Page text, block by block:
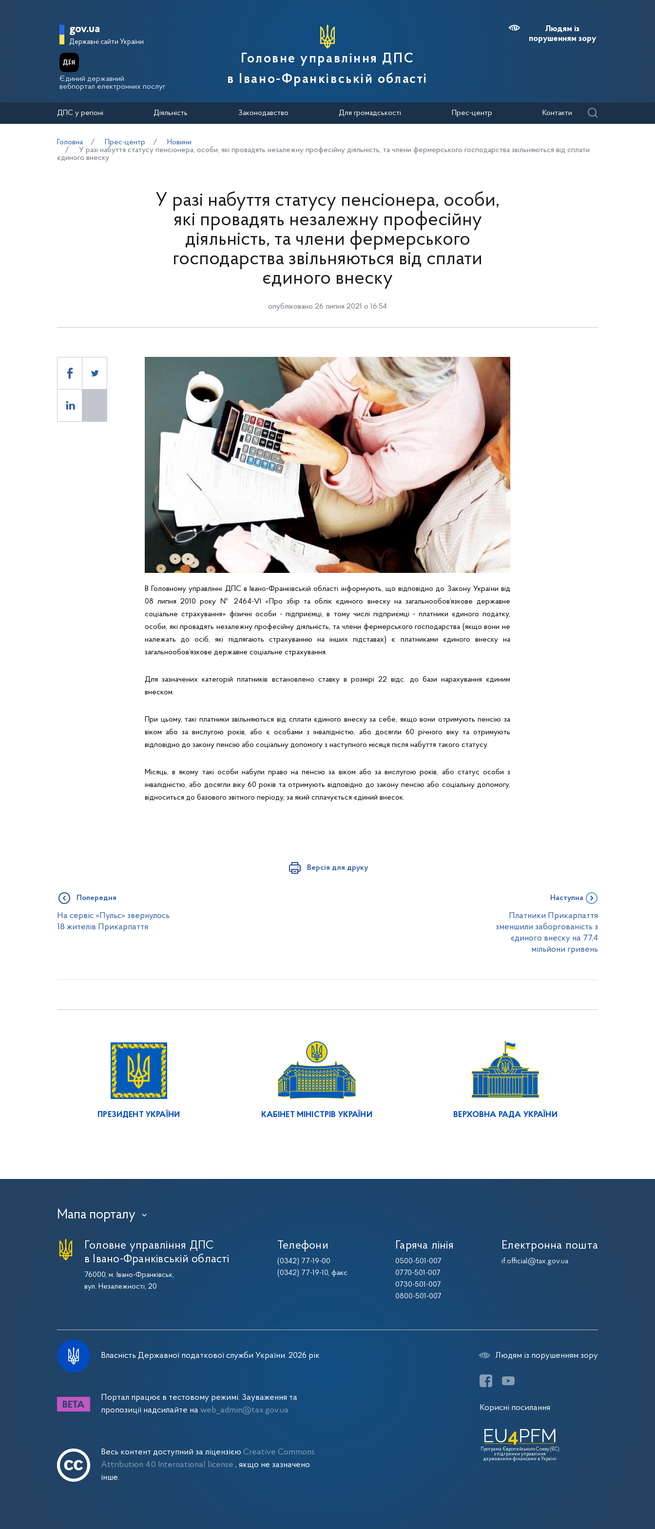
Головна сторінка Державної податкової служби України
gov.ua
Державні сайти України
Єдиний державний
вебпортал електронних послуг
Головне управління ДПС
в Івано-Франківській області
Людям із
порушенням зору
ДПС у регіоні Діяльність Законодавство Для громадськості Прес-центр Контакти
Головна Прес-центр
Новини
У разі набуття статусу пенсіонера, особи, які провадять незалежну професійну діяльність, та члени фермерського господарства звільняються від сплати
єдиного внеску
У разі набуття статусу пенсіонера, особи,
які провадять незалежну професійну
діяльність, та члени фермерського
господарства звільняються від сплати
єдиного внеску
опубліковано 26 липня 2021 о 16:54
В Головному управлінні ДПС в Івано-Франківській області інформують, що відповідно до Закону України від
08 липня 2010 року № 2464-VI «Про збір та облік єдиного внеску на загальнообов’язкове державне
соціальне страхування» фізичні особи - підприємці, в тому числі підприємці - платники єдиного податку,
особи, які провадять незалежну професійну діяльність, та члени фермерського господарства (якщо вони не
належать до осіб, які підлягають страхуванню на інших підставах) є платниками єдиного внеску на
загальнообов’язкове державне соціальне страхування.
Для зазначених категорій платників встановлено ставку в розмірі 22 відс. до бази нарахування єдиним
внеском.
При цьому, такі платники звільняються від сплати єдиного внеску за себе, якщо вони отримують пенсію за
віком або за вислугою років, або є особами з інвалідністю, або досягли 60 річного віку та отримують
відповідно до закону пенсію або соціальну допомогу з наступного місяця після набуття такого статусу.
Місяць, в якому такі особи набули право на пенсію за віком або за вислугою років, або статус особи з
інвалідністю, або досягли віку 60 років та отримують відповідно до закону пенсію або соціальну допомогу,
відноситься до базового звітного періоду, за який сплачується єдиний внесок.
Версія для друку
Попередня
На сервіс «Пульс» звернулось
18 жителів Прикарпаття
Наступна
Платники Прикарпаття
зменшили заборгованість з
єдиного внеску на 77,4
мільйони гривень
ПРЕЗИДЕНТ УКРАЇНИ КАБІНЕТ МІНІСТРІВ УКРАЇНИ ВЕРХОВНА РАДА УКРАЇНИ
Мапа порталу ›
Головне управління ДПС
в Івано-Франківській області
76000, м. Івано-Франківськ,
вул. Незалежності, 20
Телефони
(0342) 77-19-00
(0342) 77-19-10, факс
Гаряча лінія
0500-501-007
0770-501-007
0730-501-007
0800-501-007
Електронна пошта
if.official@tax.gov.ua
Власність Державної податкової служби України. 2026 рік
Портал працює в тестовому режимі. Зауваження та
пропозиції надсилайте на web_admin@tax.gov.ua
Весь контент доступний за ліцензією Creative Commons
Attribution 4.0 International license , якщо не зазначено
інше.
Людям із порушенням зору
Корисні посилання
Програма Європейського Союзу (ЄС)
з підтримки управління
державними фінансами в Україні